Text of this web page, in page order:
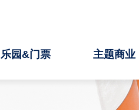
乐园&门票 主题商业